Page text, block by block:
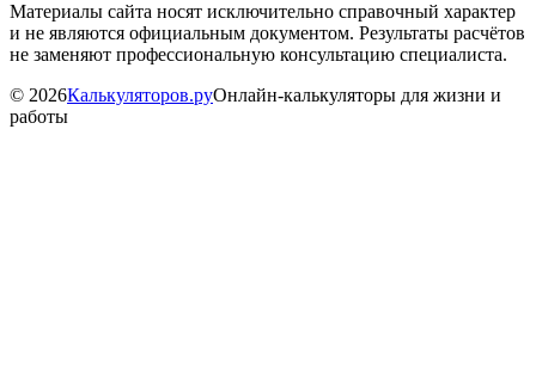
Материалы сайта носят исключительно справочный характер
и не являются официальным документом. Результаты расчётов
не заменяют профессиональную консультацию специалиста.
© 2026Калькуляторов.руОнлайн-калькуляторы для жизни и
работы